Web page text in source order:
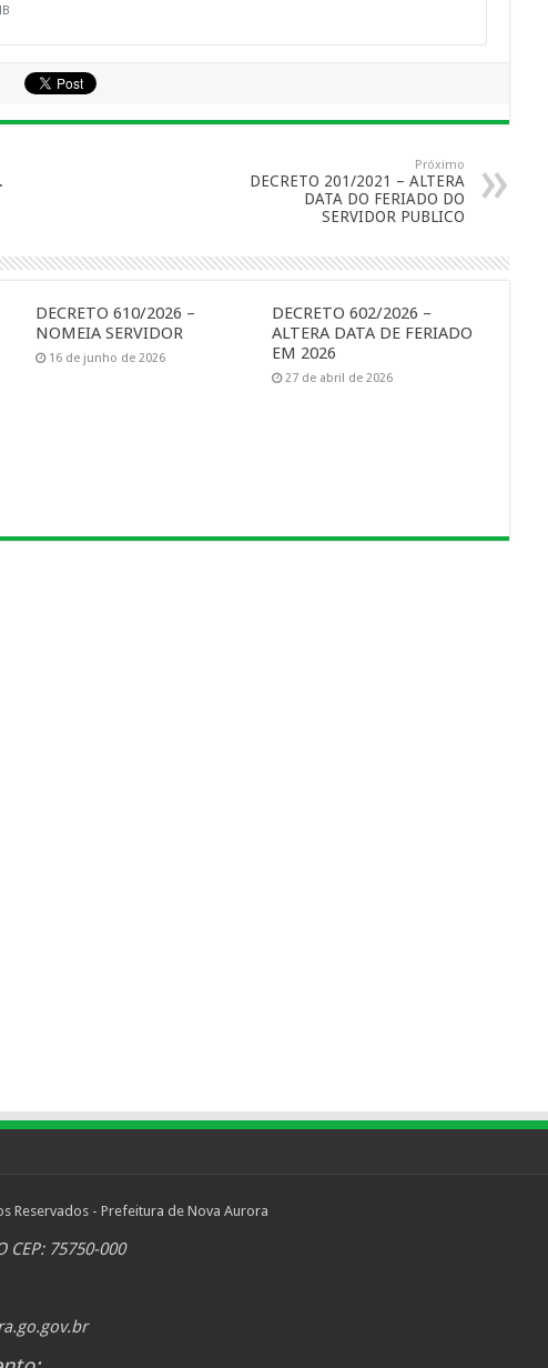
Próximo
DECRETO 201/2021 – ALTERA
DATA DO FERIADO DO
SERVIDOR PUBLICO
DECRETO 610/2026 –
NOMEIA SERVIDOR
16 de junho de 2026
DECRETO 602/2026 –
ALTERA DATA DE FERIADO
EM 2026
27 de abril de 2026
Reservados - Prefeitura de Nova Aurora
CEP: 75750-000